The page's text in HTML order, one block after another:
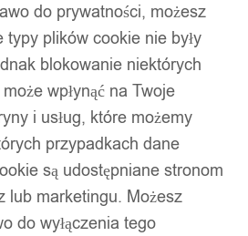
do prywatności, możesz
plików cookie nie były
blokowanie niektórych
wpłynąć na Twoje
i usług, które możemy
przypadkach dane
są udostępniane stronom
lub marketingu. Możesz
do wyłączenia tego